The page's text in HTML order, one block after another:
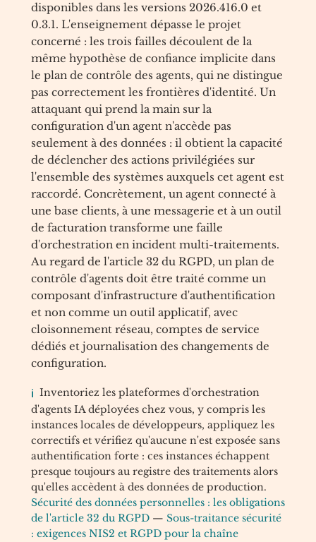
disponibles dans les versions 2026.416.0 et
0.3.1. L'enseignement dépasse le projet
concerné : les trois failles découlent de la
même hypothèse de confiance implicite dans
le plan de contrôle des agents, qui ne distingue
pas correctement les frontières d'identité. Un
attaquant qui prend la main sur la
configuration d'un agent n'accède pas
seulement à des données : il obtient la capacité
de déclencher des actions privilégiées sur
l'ensemble des systèmes auxquels cet agent est
raccordé. Concrètement, un agent connecté à
une base clients, à une messagerie et à un outil
de facturation transforme une faille
d'orchestration en incident multi-traitements.
Au regard de l'article 32 du RGPD, un plan de
contrôle d'agents doit être traité comme un
composant d'infrastructure d'authentification
et non comme un outil applicatif, avec
cloisonnement réseau, comptes de service
dédiés et journalisation des changements de
configuration.
Inventoriez les plateformes d'orchestration
d'agents IA déployées chez vous, y compris les
instances locales de développeurs, appliquez les
correctifs et vérifiez qu'aucune n'est exposée sans
authentification forte : ces instances échappent
presque toujours au registre des traitements alors
qu'elles accèdent à des données de production.
Sécurité des données personnelles : les obligations
de l'article 32 du RGPD — Sous-traitance sécurité
: exigences NIS2 et RGPD pour la chaîne